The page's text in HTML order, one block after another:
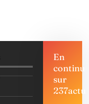
En
continu
sur
237actu